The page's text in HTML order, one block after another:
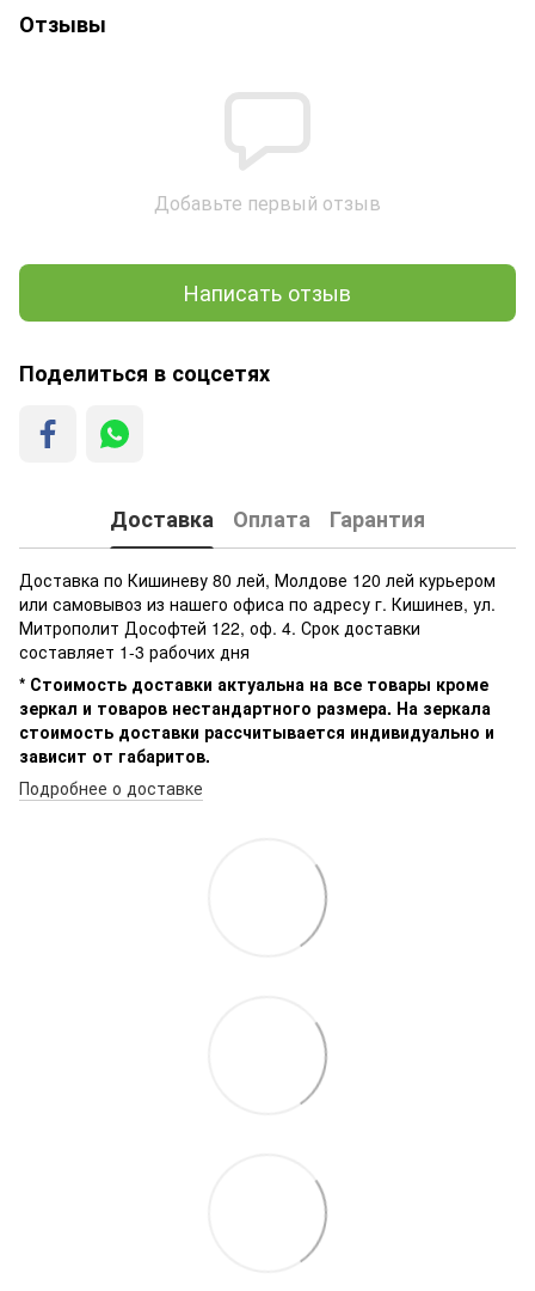
Отзывы
Добавьте первый отзыв
Написать отзыв
Поделиться в соцсетях
Доставка Оплата Гарантия
Доставка по Кишиневу 80 лей, Молдове 120 лей курьером
или самовывоз из нашего офиса по адресу г. Кишинев, ул.
Митрополит Дософтей 122, оф. 4. Срок доставки
составляет 1-3 рабочих дня
* Стоимость доставки актуальна на все товары кроме
зеркал и товаров нестандартного размера. На зеркала
стоимость доставки рассчитывается индивидуально и
зависит от габаритов.
Подробнее о доставке